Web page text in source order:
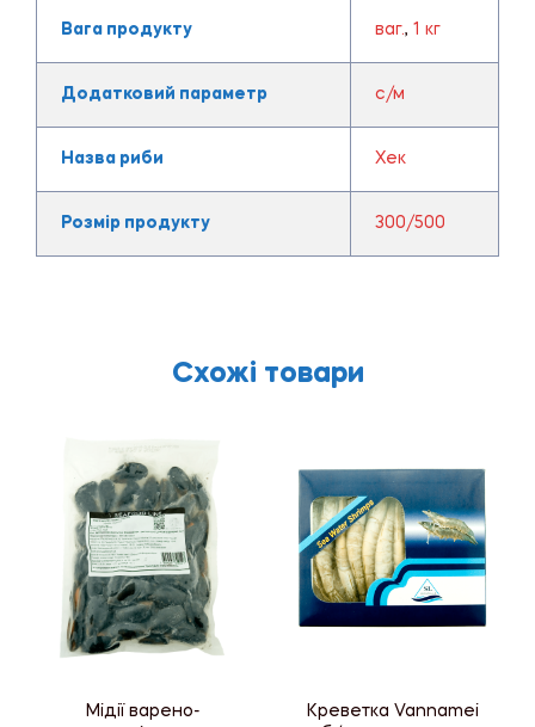
Вага продукту ваг., 1 кг
Додатковий параметр с/м
Назва риби Хек
Розмір продукту 300/500
Схожі товари
Мідії варено-
Креветка Vannamei